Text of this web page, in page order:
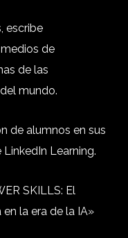
escribe
de
de las
mundo.
de alumnos en sus
Learning.
SKILLS: El
la era de la IA»